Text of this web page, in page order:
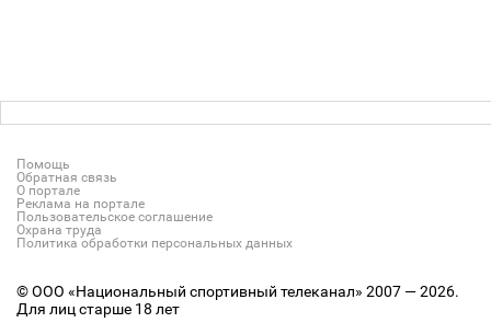
Помощь
Обратная связь
О портале
Реклама на портале
Пользовательское соглашение
Охрана труда
Политика обработки персональных данных
© ООО «Национальный спортивный телеканал» 2007 — 2026.
Для лиц старше 18 лет